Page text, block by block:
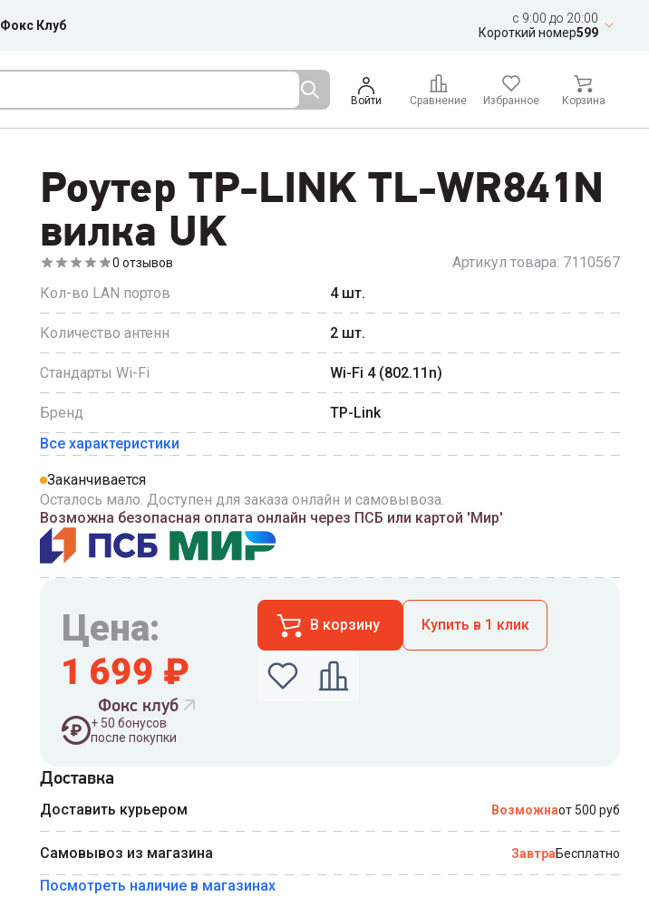
Фокс Клуб
c 9:00 до 20:00
Короткий номер599
Войти Сравнение Избранное Корзина
Роутер TP-LINK TL-WR841N
вилка UK
0 отзывов Артикул товара: 7110567
Кол-во LAN портов
4 шт.
Количество антенн 2 шт.
Стандарты Wi-Fi Wi-Fi 4 (802.11n)
Бренд
TP-Link
Все характеристики
Заканчивается
Осталось мало. Доступен для заказа онлайн и самовывоза.
Возможна безопасная оплата онлайн через ПСБ или картой 'Мир'
Цена:
1 699 ₽
Фокс клуб
+ 50 бонусов
после покупки
В корзину Купить в 1 клик
Номер телефона
Доставка
Доставить курьером Возможнаот 500 руб
Самовывоз из магазина ЗавтраБесплатно
Посмотреть наличие в магазинах